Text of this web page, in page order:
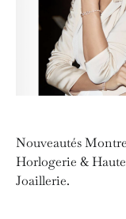
Nouveautés
Horlogerie &
Joaillerie.